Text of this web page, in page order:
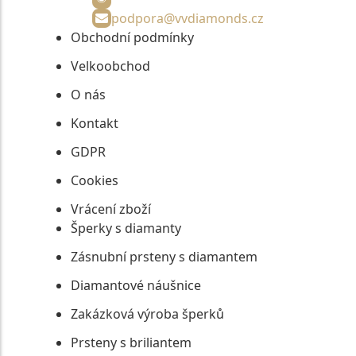
podpora@vvdiamonds.cz
Obchodní podmínky
Velkoobchod
O nás
Kontakt
GDPR
Cookies
Vrácení zboží
Šperky s diamanty
Zásnubní prsteny s diamantem
Diamantové náušnice
Zakázková výroba šperků
Prsteny s briliantem